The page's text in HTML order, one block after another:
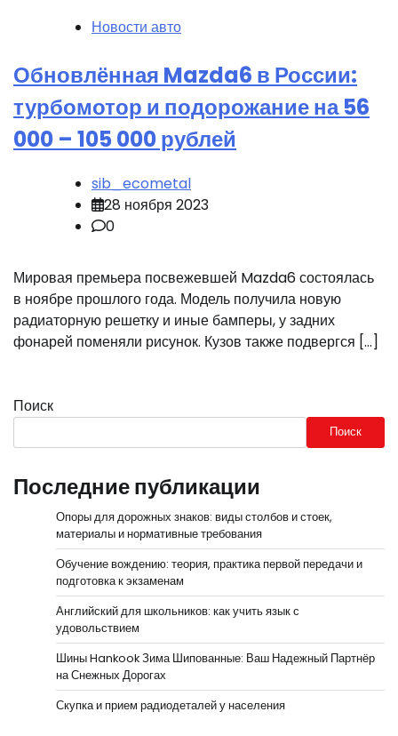
Новости авто
Обновлённая Mazda6 в России:
турбомотор и подорожание на 56
000 – 105 000 рублей
sib_ecometal
28 ноября 2023
0
Мировая премьера посвежевшей Mazda6 состоялась
в ноябре прошлого года. Модель получила новую
радиаторную решетку и иные бамперы, у задних
фонарей поменяли рисунок. Кузов также подвергся […]
Поиск
Поиск
Последние публикации
Опоры для дорожных знаков: виды столбов и стоек,
материалы и нормативные требования
Обучение вождению: теория, практика первой передачи и
подготовка к экзаменам
Английский для школьников: как учить язык с
удовольствием
Шины Hankook Зима Шипованные: Ваш Надежный Партнёр
на Снежных Дорогах
Скупка и прием радиодеталей у населения